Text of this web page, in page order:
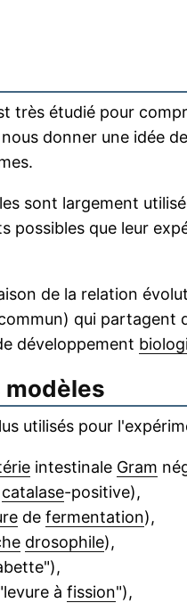
très étudié pour
donner une idée
sont largement
possibles que leur
de la relation
qui partagent
développement
modèles
utilisés pour
intestinale Gram
catalase-positive),
de fermentation),
drosophile),
à fission"),